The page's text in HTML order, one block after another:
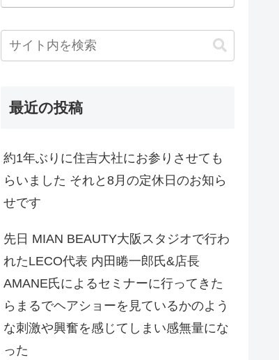
最近の投稿
約1年ぶりに住吉大社にお参りさせても
らいました それと8月の定休日のお知ら
せです
先日 MIAN BEAUTY大阪スタジオで行わ
れたLECO代表 内田睠一郎氏&店長
AMANE氏によるセミナーに行ってきた
らまるでヘアショーを見ているかのよう
な刺激や興奮を感じてしまい感無量にな
った